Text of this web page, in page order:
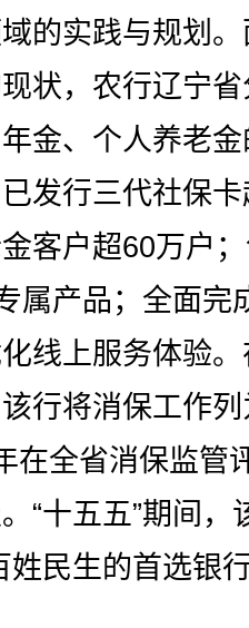
的实践与规划
状，农行辽宁
金、个人养老
发行三代社保
客户超60万户
属产品；全面完
线上服务体验
行将消保工作列
在全省消保监管
“十五五”期间，
姓民生的首选银